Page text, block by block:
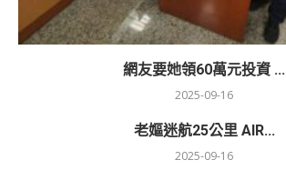
網友要她領60萬元投資 ...
2025-09-16
老嫗迷航25公里 AIR...
2025-09-16